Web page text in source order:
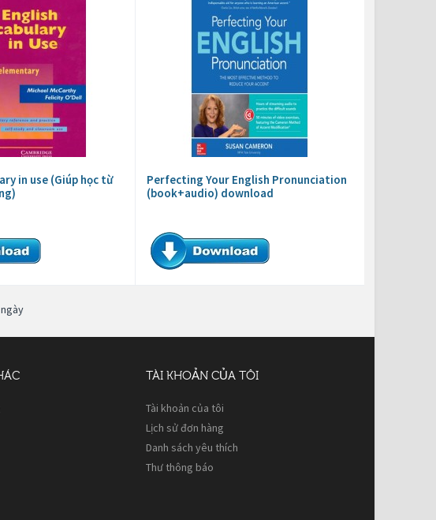
in use (Giúp học từ
Perfecting Your English Pronunciation
(book+audio) download
TÀI KHOẢN CỦA TÔI
Tài khoản của tôi
Lịch sử đơn hàng
Danh sách yêu thích
Thư thông báo